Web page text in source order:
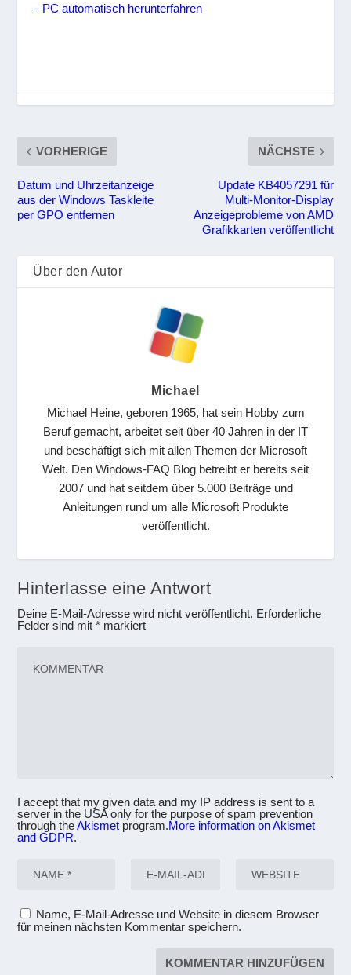
– PC automatisch herunterfahren
VORHERIGE
Datum und Uhrzeitanzeige
aus der Windows Taskleite
per GPO entfernen
NÄCHSTE
Update KB4057291 für
Multi-Monitor-Display
Anzeigeprobleme von AMD
Grafikkarten veröffentlicht
Über den Autor
Michael
Michael Heine, geboren 1965, hat sein Hobby zum
Beruf gemacht, arbeitet seit über 40 Jahren in der IT
und beschäftigt sich mit allen Themen der Microsoft
Welt. Den Windows-FAQ Blog betreibt er bereits seit
2007 und hat seitdem über 5.000 Beiträge und
Anleitungen rund um alle Microsoft Produkte
veröffentlicht.
Hinterlasse eine Antwort
Deine E-Mail-Adresse wird nicht veröffentlicht. Erforderliche
Felder sind mit* markiert
I accept that my given data and my IP address is sent to a
server in the USA only for the purpose of spam prevention
through theAkismet program.More information on Akismet
and GDPR.
Name, E-Mail-Adresse und Website in diesem Browser
für meinen nächsten Kommentar speichern.